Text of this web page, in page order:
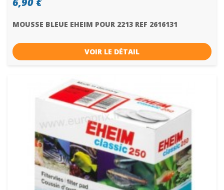
MOUSSE BLEUE EHEIM POUR 2213 REF 2616131
VOIR LE DÉTAIL